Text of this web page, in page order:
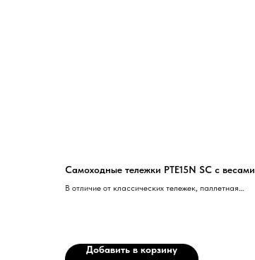
Самоходные тележки PTE15N SC с весами
В отличие от классических тележек, паллетная
Добавить в корзину